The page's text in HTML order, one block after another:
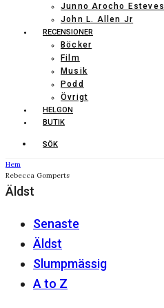
Junno Arocho Esteves
John L. Allen Jr
RECENSIONER
Böcker
Film
Musik
Podd
Övrigt
HELGON
BUTIK
SÖK
Hem
Rebecca Gomperts
Äldst
Senaste
Äldst
Slumpmässig
A to Z